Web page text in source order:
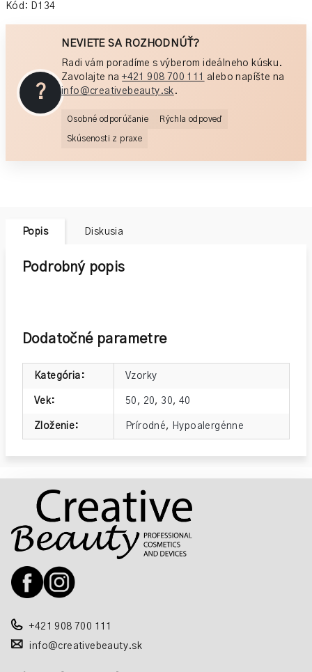
Kód: D134
?
NEVIETE SA ROZHODNÚŤ?
Radi vám poradíme s výberom ideálneho kúsku.
Zavolajte na+421 908 700 111
alebo napíšte na
info@creativebeauty.sk .
Osobné odporúčanie Rýchla odpoveď
Skúsenosti z praxe
Popis Diskusia
Podrobný popis
Dodatočné parametre
Kategória : Vzorky
Vek: 50 , 20, 30, 40
Zloženie: Prírodné, Hypoalergénne
+421 908 700 111
info@creativebeauty.sk